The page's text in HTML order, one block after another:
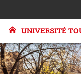
UNIVERSITÉ